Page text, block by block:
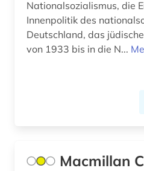
ddr (2)
demotisch (2)
deutscher
Nationalsozialismus, die
Innenpolitik des
Deutschland, das
von 1933 bis in die N...
Macmillan